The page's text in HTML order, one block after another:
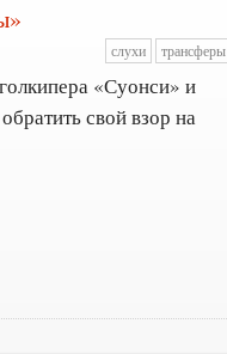
слухи трансферы
«Суонси» и
свой взор на